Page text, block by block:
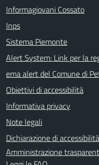
Informagiovani Cossato
Inps
Sistema Piemonte
Alert System: Link per la
ema alert del Comune di
Obiettivi di accessibilità
Informativa privacy
Note legali
Dichiarazione di accessibilità
Amministrazione